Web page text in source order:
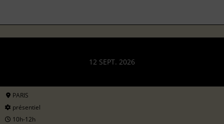
12 SEPT. 2026
PARIS
présentiel
10h-12h